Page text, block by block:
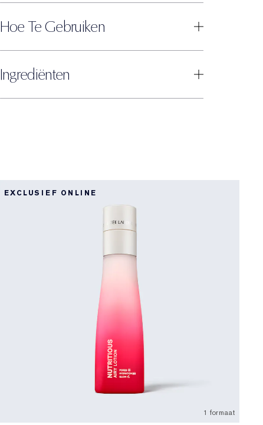
Hoe Te Gebruiken
Ingrediënten
EXCLUSIEF ONLINE
1 formaat